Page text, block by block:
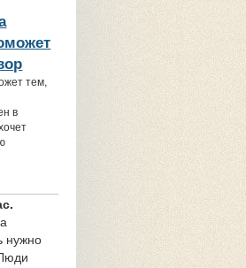
тем,
в
нужно